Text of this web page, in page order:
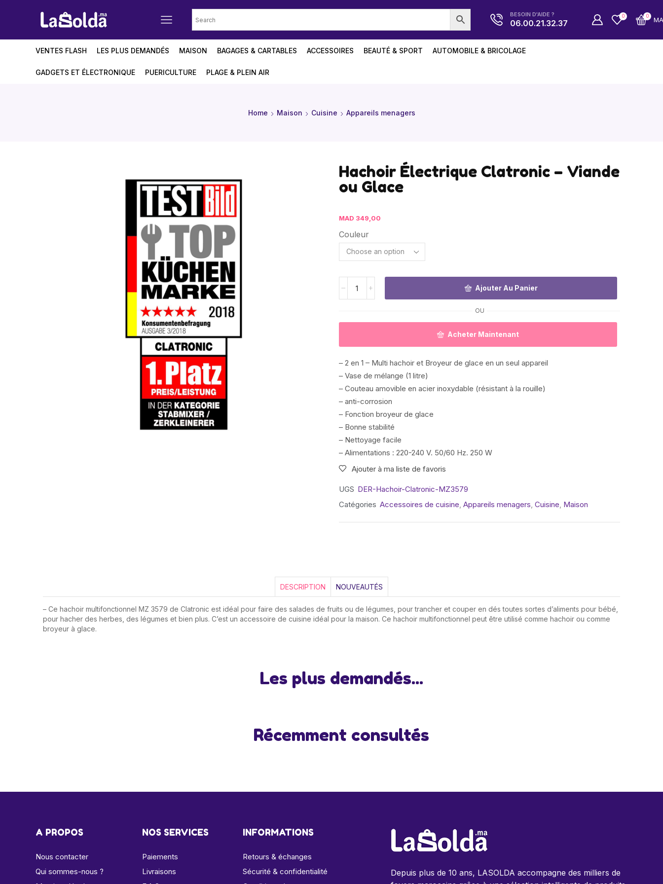
BESOIN D'AIDE ?
06.00.21.32.37
0 0
VENTES FLASH LES PLUS DEMANDÉS MAISON BAGAGES & CARTABLES ACCESSOIRES BEAUTÉ & SPORT AUTOMOBILE & BRICOLAGE
GADGETS ET ÉLECTRONIQUE PUERICULTURE PLAGE & PLEIN AIR
Home Maison Cuisine Appareils menagers
Hachoir Électrique Clatronic – Viande
ou Glace
MAD 349,00
Couleur
Ajouter Au Panier
OU
Acheter Maintenant
– 2 en 1 – Multi hachoir et Broyeur de glace en un seul appareil
– Vase de mélange (1 litre)
– Couteau amovible en acier inoxydable (résistant à la rouille)
– anti-corrosion
– Fonction broyeur de glace
– Bonne stabilité
– Nettoyage facile
– Alimentations : 220-240 V. 50/60 Hz. 250 W
Ajouter à ma liste de favoris
UGS DER-Hachoir-Clatronic-MZ3579
Catégories Accessoires de cuisine, Appareils menagers, Cuisine, Maison
DESCRIPTION NOUVEAUTÉS
– Ce hachoir multifonctionnel MZ 3579 de Clatronic est idéal pour faire des salades de fruits ou de légumes, pour trancher et couper en dés toutes sortes d’aliments pour bébé,
pour hacher des herbes, des légumes et bien plus. C’est un accessoire de cuisine idéal pour la maison. Ce hachoir multifonctionnel peut être utilisé comme hachoir ou comme
broyeur à glace.
Les plus demandés...
Récemment consultés
A PROPOS
Nous contacter
Qui sommes-nous ?
NOS SERVICES
Paiements
Livraisons
INFORMATIONS
Retours & échanges
Sécurité & confidentialité
Depuis plus de 10 ans, LASOLDA accompagne des milliers de